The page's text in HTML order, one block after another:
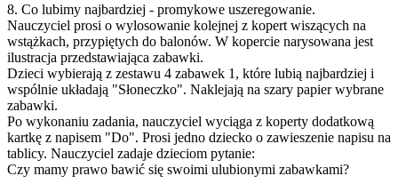
8. Co lubimy najbardziej - promykowe uszeregowanie.
Nauczyciel prosi o wylosowanie kolejnej z kopert wiszących na
wstążkach, przypiętych do balonów. W kopercie narysowana jest
ilustracja przedstawiająca zabawki.
Dzieci wybierają z zestawu 4 zabawek 1, które lubią najbardziej i
wspólnie układają "Słoneczko". Naklejają na szary papier wybrane
zabawki.
Po wykonaniu zadania, nauczyciel wyciąga z koperty dodatkową
kartkę z napisem "Do". Prosi jedno dziecko o zawieszenie napisu na
tablicy. Nauczyciel zadaje dzieciom pytanie:
Czy mamy prawo bawić się swoimi ulubionymi zabawkami?